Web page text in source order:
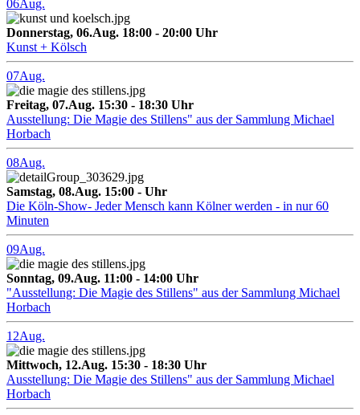
06Aug.
Donnerstag, 06.Aug. 18:00 - 20:00 Uhr
Kunst + Kölsch
07Aug.
Freitag, 07.Aug. 15:30 - 18:30 Uhr
Ausstellung: Die Magie des Stillens" aus der Sammlung Michael
Horbach
08Aug.
Samstag, 08.Aug. 15:00 - Uhr
Die Köln-Show- Jeder Mensch kann Kölner werden - in nur 60
Minuten
09Aug.
Sonntag, 09.Aug. 11:00 - 14:00 Uhr
"Ausstellung: Die Magie des Stillens" aus der Sammlung Michael
Horbach
12Aug.
Mittwoch, 12.Aug. 15:30 - 18:30 Uhr
Ausstellung: Die Magie des Stillens" aus der Sammlung Michael
Horbach